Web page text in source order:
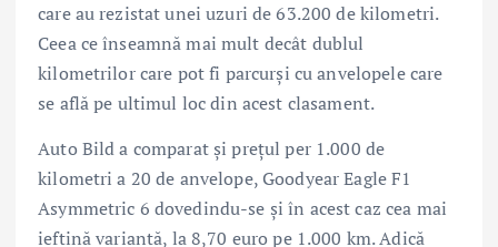
care au rezistat unei uzuri de 63.200 de kilometri.
Ceea ce înseamnă mai mult decât dublul
kilometrilor care pot fi parcurși cu anvelopele care
se află pe ultimul loc din acest clasament.
Auto Bild a comparat și prețul per 1.000 de
kilometri a 20 de anvelope, Goodyear Eagle F1
Asymmetric 6 dovedindu-se și în acest caz cea mai
ieftină variantă, la 8,70 euro pe 1.000 km. Adică